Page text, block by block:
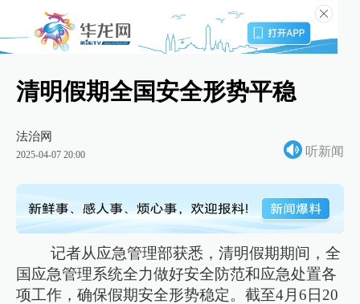
清明假期全国安全形势平稳
法治网
2025-04-07 20:00 听新闻
记者从应急管理部获悉，清明假期期间，全
国应急管理系统全力做好安全防范和应急处置各
项工作，确保假期安全形势稳定。截至4月6日20